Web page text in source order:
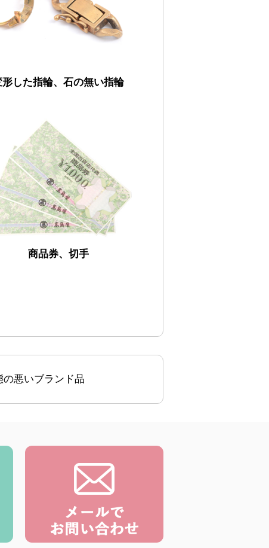
形した指輪、石の無い指輪
商品券、切手
の悪いブランド品